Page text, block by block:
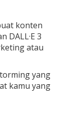
konten
DALL·E 3
atau
yang
kamu yang